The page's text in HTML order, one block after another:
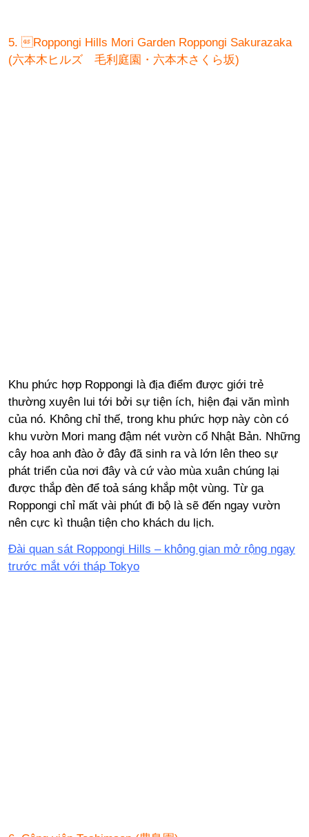
5. Roppongi Hills Mori Garden Roppongi Sakurazaka
(六本木ヒルズ 毛利庭園・六本木さくら坂)
Khu phức hợp Roppongi là địa điểm được giới trẻ
thường xuyên lui tới bởi sự tiện ích, hiện đại văn mình
của nó. Không chỉ thế, trong khu phức hợp này còn có
khu vườn Mori mang đậm nét vườn cổ Nhật Bản. Những
cây hoa anh đào ở đây đã sinh ra và lớn lên theo sự
phát triển của nơi đây và cứ vào mùa xuân chúng lại
được thắp đèn để toả sáng khắp một vùng. Từ ga
Roppongi chỉ mất vài phút đi bộ là sẽ đến ngay vườn
nên cực kì thuận tiện cho khách du lịch.
Đài quan sát Roppongi Hills – không gian mở rộng ngay
trước mắt với tháp Tokyo